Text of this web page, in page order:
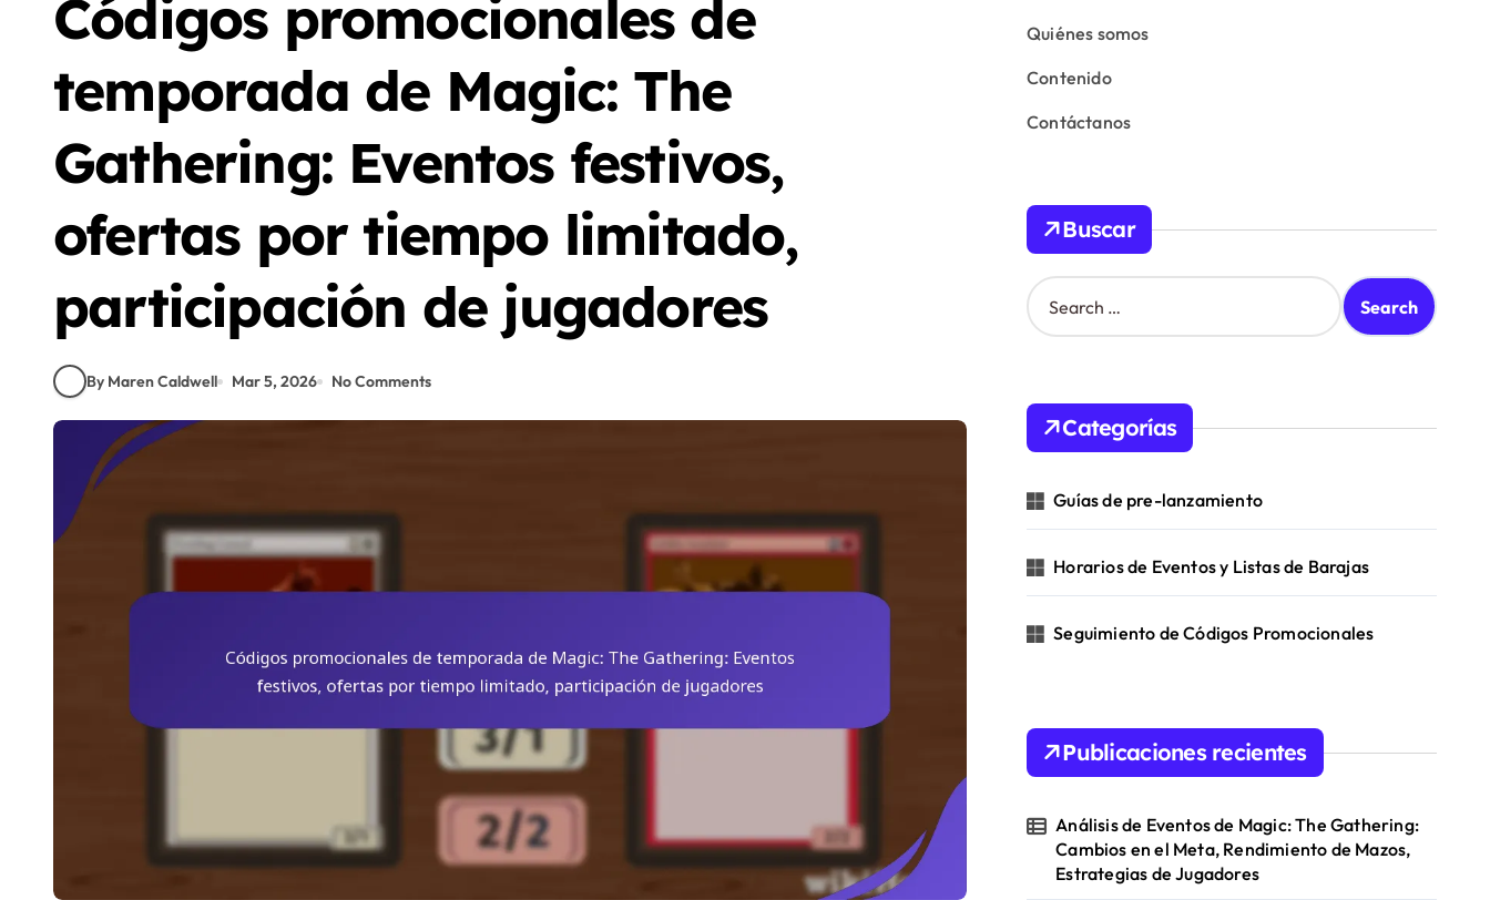
Códigos promocionales de
temporada de Magic: The
Gathering: Eventos festivos,
ofertas por tiempo limitado,
participación de jugadores
By Maren Caldwell Mar 5, 2026 No Comments
Quiénes somos
Contenido
Contáctanos
Buscar
S
e
h
o
:
Categorías
Guías de pre-lanzamiento
Horarios de Eventos y Listas de Barajas
Seguimiento de Códigos Promocionales
Publicaciones recientes
Análisis de Eventos de Magic: The Gathering:
Cambios en el Meta, Rendimiento de Mazos,
Estrategias de Jugadores